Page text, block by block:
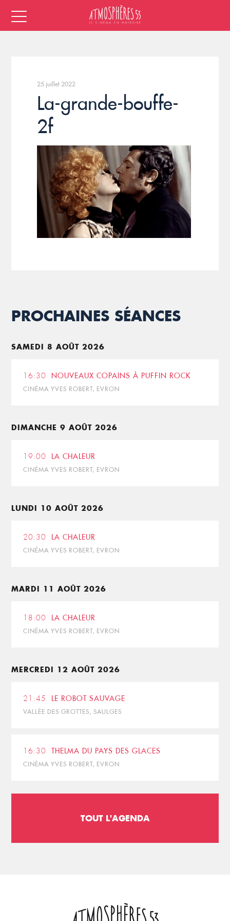
25 juillet 2022
La-grande-bouffe-
2f
PROCHAINES SÉANCES
SAMEDI 8 AOÛT 2026
16:30 NOUVEAUX COPAINS À PUFFIN ROCK
CINÉMA YVES ROBERT, EVRON
DIMANCHE 9 AOÛT 2026
19:00 LA CHALEUR
CINÉMA YVES ROBERT, EVRON
LUNDI 10 AOÛT 2026
20:30 LA CHALEUR
CINÉMA YVES ROBERT, EVRON
MARDI 11 AOÛT 2026
18:00 LA CHALEUR
CINÉMA YVES ROBERT, EVRON
MERCREDI 12 AOÛT 2026
21:45 LE ROBOT SAUVAGE
VALLÉE DES GROTTES, SAULGES
16:30 THELMA DU PAYS DES GLACES
CINÉMA YVES ROBERT, EVRON
TOUT L'AGENDA